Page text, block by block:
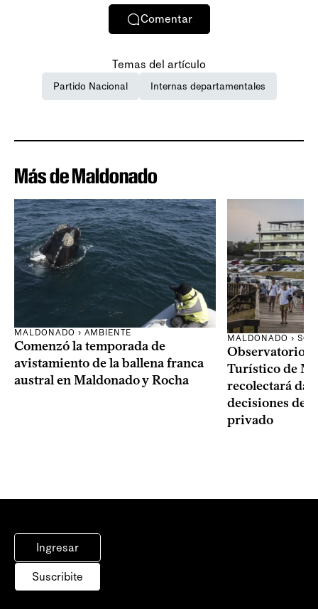
Comentar
Temas del artículo
Partido Nacional Internas departamentales
Más de Maldonado
MALDONADO › AMBIENTE
Comenzó la temporada de
avistamiento de la ballena franca
austral en Maldonado y Rocha
MALDONADO ›
Observatorio
Turístico de
recolectará
decisiones del
privado
Ingresar
Suscribite